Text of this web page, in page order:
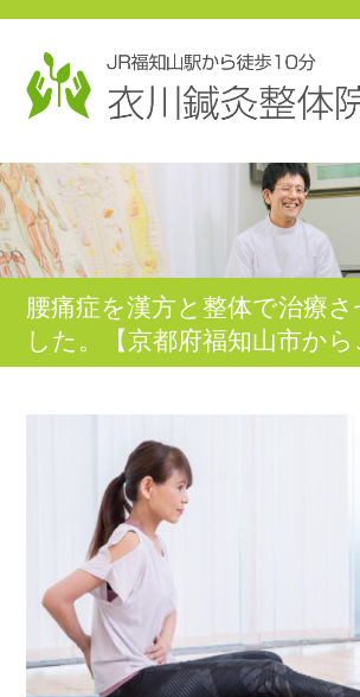
腰痛症を漢方と整体で治療さ
した。【京都府福知山市から